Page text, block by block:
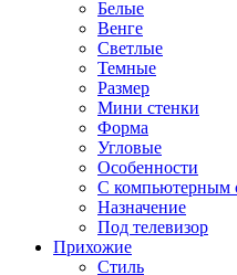
Белые
Венге
Светлые
Темные
Размер
Мини стенки
Форма
Угловые
Особенности
С компьютерным
Назначение
Под телевизор
Прихожие
Стиль